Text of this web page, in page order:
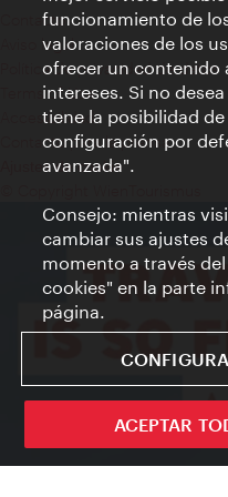
Contacto
Aviso legal
Política de privacidad de datos
Terms of Use
Accesibilidad
Contacto para la prensa
Ajustes de cookie
funcionamiento de
valoraciones de los
ofrecer un contenido
intereses. Si no
tiene la posibilidad
configuración por
avanzada".
Consejo: mientras
cambiar sus ajustes
momento a través
cookies" en la parte
página.
ACEPTAR